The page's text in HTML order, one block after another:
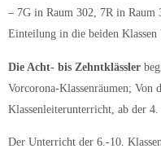
– 7G in Raum 302, 7R in Raum
Einteilung in die beiden Klassen
Die Acht- bis Zehntklässler
Vorcorona-Klassenräumen;
Klassenleiterunterricht, ab der
Der Unterricht der 6.-10.